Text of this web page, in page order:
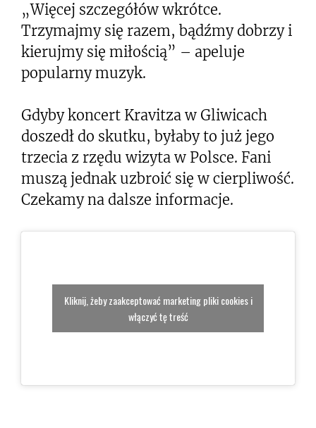
„Więcej szczegółów wkrótce.
Trzymajmy się razem, bądźmy dobrzy i
kierujmy się miłością” – apeluje
popularny muzyk.
Gdyby koncert Kravitza w Gliwicach
doszedł do skutku, byłaby to już jego
trzecia z rzędu wizyta w Polsce. Fani
muszą jednak uzbroić się w cierpliwość.
Czekamy na dalsze informacje.
Kliknij, żeby zaakceptować marketing pliki cookies i
włączyć tę treść